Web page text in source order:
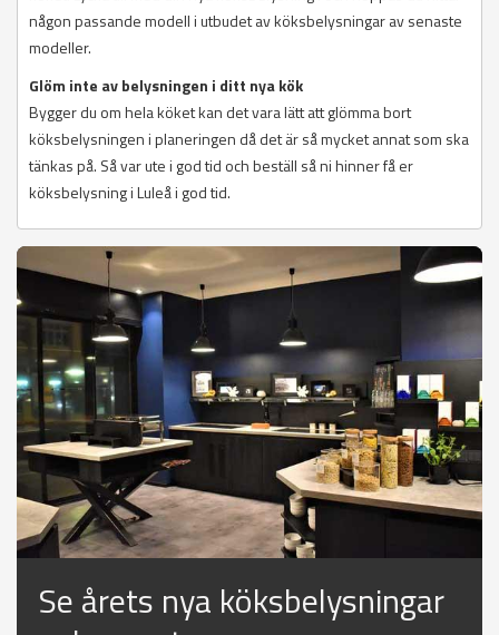
någon passande modell i utbudet av köksbelysningar av senaste
modeller.
Glöm inte av belysningen i ditt nya kök
Bygger du om hela köket kan det vara lätt att glömma bort
köksbelysningen i planeringen då det är så mycket annat som ska
tänkas på. Så var ute i god tid och beställ så ni hinner få er
köksbelysning i Luleå i god tid.
Se årets nya köksbelysningar